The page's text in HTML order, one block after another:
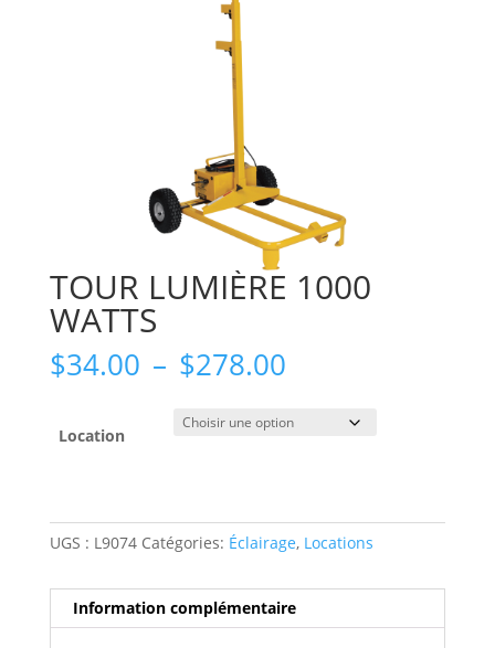
TOUR LUMIÈRE 1000
WATTS
$34.00 – $278.00Plage
prix :
$34.00
Location
UGS : L9074 Catégories: Éclairage, Locations
Information complémentaire